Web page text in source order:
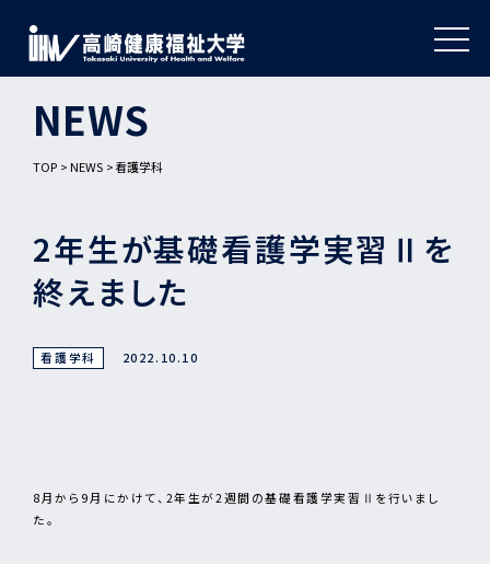
NEWS
TOP NEWS 看護学科
2年生が基礎看護学実習Ⅱを
終えました
看護学科 2022.10.10
8月から9月にかけて、2年生が2週間の基礎看護学実習Ⅱを行いまし
た。